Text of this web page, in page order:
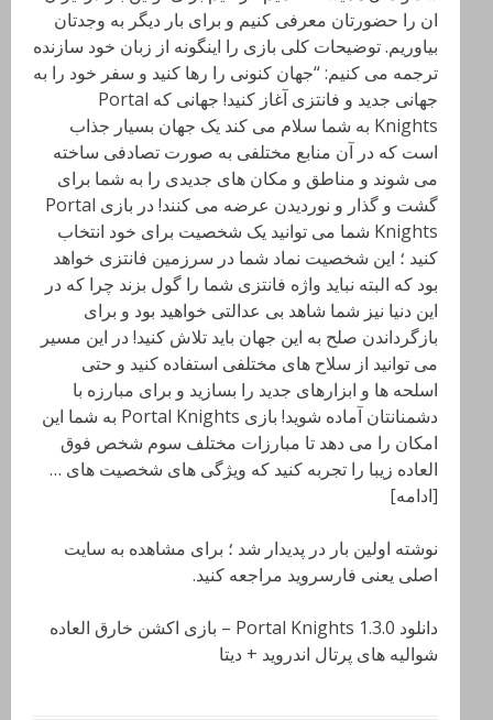
ان را حضورتان معرفی کنیم و برای بار دیگر به وجدتان
بیاوریم. توضیحات کلی بازی را اینگونه از زبان خود سازنده
ترجمه می کنیم: “جهان کنونی را رها کنید و سفر خود را به
جهانی جدید و فانتزی آغاز کنید! جهانی که Portal
Knights به شما سلام می کند یک جهان بسیار جذاب
است که در آن منابع مختلفی به صورت تصادفی ساخته
می شوند و مناطق و مکان های جدیدی را به شما برای
گشت و گذار و نوردیدن عرضه می کنند! در بازی Portal
Knights شما می توانید یک شخصیت برای خود انتخاب
کنید ؛ این شخصیت نماد شما در سرزمین فانتزی خواهد
بود که البته نباید واژه فانتزی شما را گول بزند چرا که در
این دنیا نیز شما شاهد بی عدالتی خواهید بود و برای
بازگرداندن صلح به این جهان باید تلاش کنید! در این مسیر
می توانید از سلاح های مختلفی استفاده کنید و حتی
اسلحه ها و ابزارهای جدید را بسازید و برای مبارزه با
دشمنانتان آماده شوید! بازی Portal Knights به شما این
امکان را می دهد تا مبارزات مختلف سوم شخص فوق
العاده زیبا را تجربه کنید که ویژگی های شخصیت های …
[ادامه]
نوشته اولین بار در پدیدار شد ؛ برای مشاهده به سایت
اصلی یعنی فارسروید مراجعه کنید.
دانلود Portal Knights 1.3.0 – بازی اکشن خارق العاده
شوالیه های پرتال اندروید + دیتا